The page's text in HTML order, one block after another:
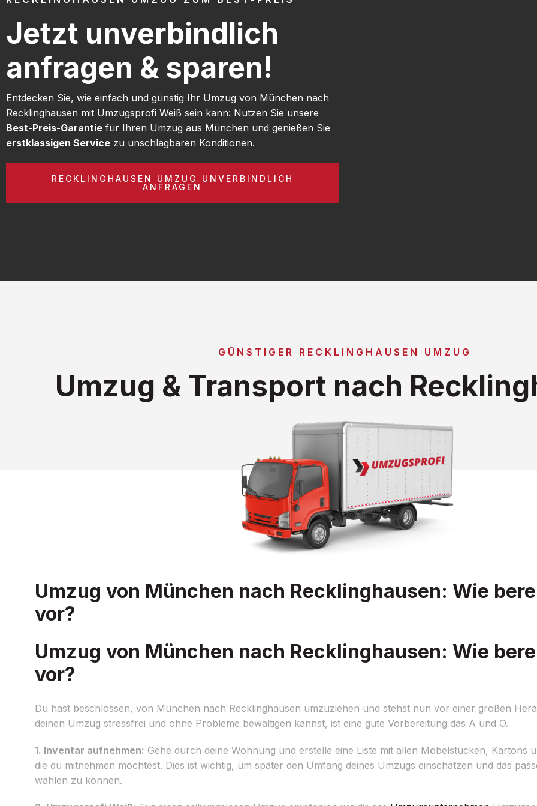
Jetzt unverbindlich
anfragen & sparen!
Entdecken Sie, wie einfach und günstig Ihr Umzug von München nach
Recklinghausen mit Umzugsprofi Weiß sein kann: Nutzen Sie unsere
Best-Preis-Garantie für Ihren Umzug aus München und genießen Sie
erstklassigen Service zu unschlagbaren Konditionen.
RECKLINGHAUSEN UMZUG UNVERBINDLICH
ANFRAGEN
GÜNSTIGER RECKLINGHAUSEN UMZUG
Umzug & Transport nach
Umzug von München nach Recklinghausen: Wie
vor?
Umzug von München nach Recklinghausen: Wie
vor?
Du hast beschlossen, von München nach Recklinghausen umzuziehen und stehst nun vor einer großen
deinen Umzug stressfrei und ohne Probleme bewältigen kannst, ist eine gute Vorbereitung das A und O.
1. Inventar aufnehmen: Gehe durch deine Wohnung und erstelle eine Liste mit allen Möbelstücken, Kartons
die du mitnehmen möchtest. Dies ist wichtig, um später den Umfang deines Umzugs einschätzen und das
wählen zu können.